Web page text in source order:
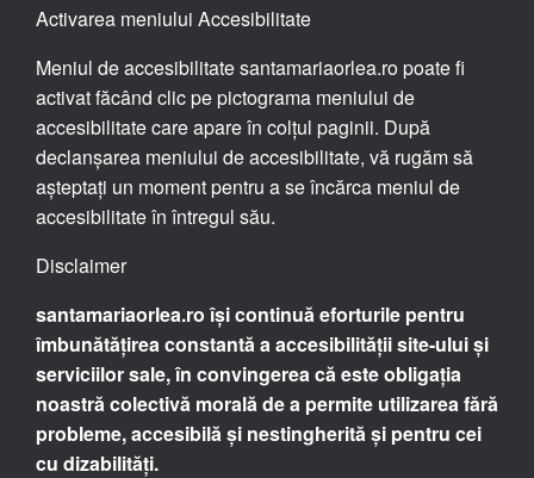
Activarea meniului Accesibilitate
Meniul de accesibilitate santamariaorlea.ro poate fi
activat făcând clic pe pictograma meniului de
accesibilitate care apare în colțul paginii. După
declanșarea meniului de accesibilitate, vă rugăm să
așteptați un moment pentru a se încărca meniul de
accesibilitate în întregul său.
Disclaimer
santamariaorlea.ro își continuă eforturile pentru
îmbunătățirea constantă a accesibilității site-ului și
serviciilor sale, în convingerea că este obligația
noastră colectivă morală de a permite utilizarea fără
probleme, accesibilă și nestingherită și pentru cei
cu dizabilități.